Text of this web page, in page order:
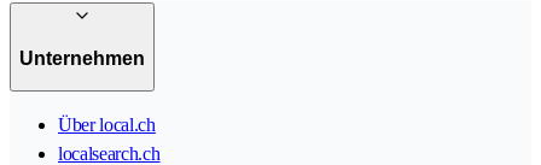
Unternehmen
Über local.ch
localsearch.ch